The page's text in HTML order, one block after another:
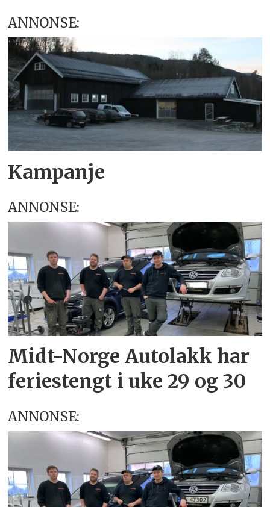
ANNONSE:
Kampanje
ANNONSE:
Midt-Norge Autolakk har
feriestengt i uke 29 og 30
ANNONSE: